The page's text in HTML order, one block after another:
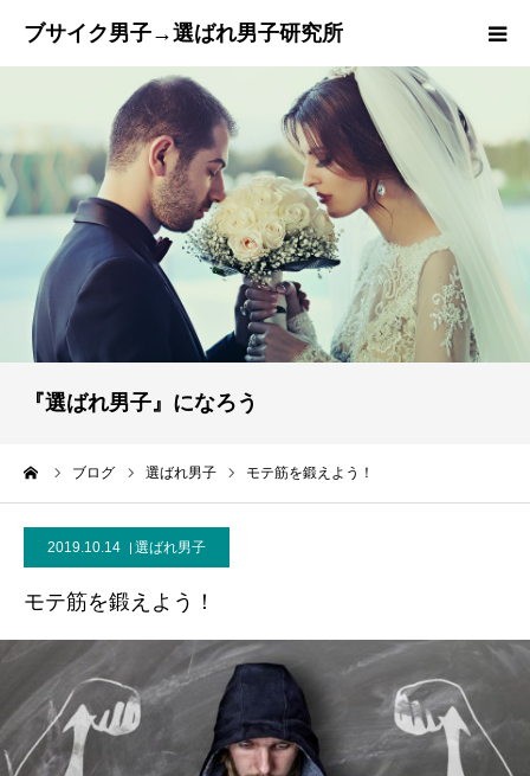
『選ばれ男子』になろう
ブログ 選ばれ男子 モテ筋を鍛えよう！
2019.10.14 選ばれ男子
モテ筋を鍛えよう！
トップページ
『ブサ選研』とは？
ご成婚までの流れ
カウンセラー紹介